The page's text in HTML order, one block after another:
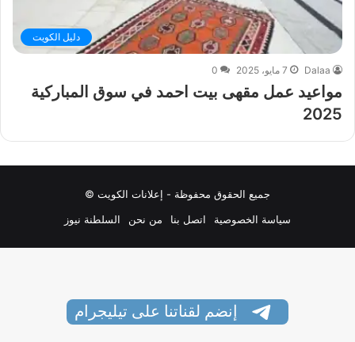
دليل الكويت
Dalaa 7 مايو، 2025 0
مواعيد عمل مقهى بيت احمد في سوق المباركية
2025
جميع الحقوق محفوظة - إعلانات الكويت ©
سياسة الخصوصية
اتصل بنا من نحن السلطنة نيوز
إنضم لقناتنا على تيليجرام